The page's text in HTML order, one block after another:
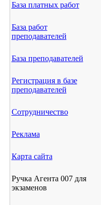
База платных работ
База работ
преподавателей
База преподавателей
Регистрация в базе
преподавателей
Сотрудничество
Реклама
Карта сайта
Ручка Агента 007 для
экзаменов